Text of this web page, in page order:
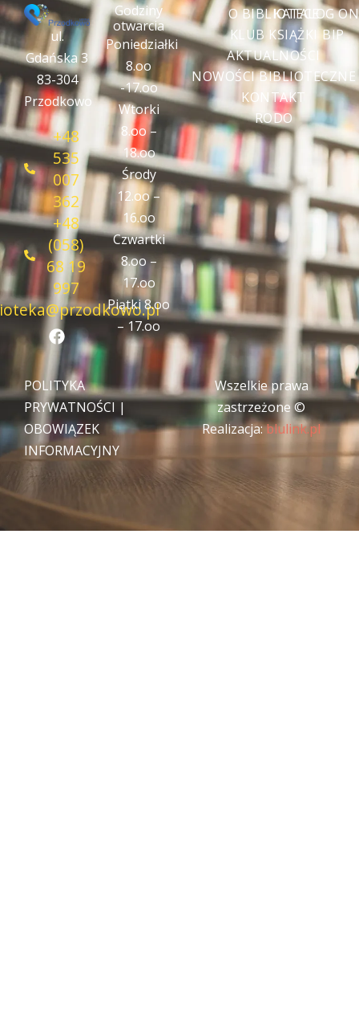
ul.
Gdańska 3
83-304
Przodkowo
+48
535
007
362
+48
(058)
68 19
997
F
a
c
e
b
o
o
k
Godziny
otwarcia
Poniedziałki
8.oo
-17.oo
Wtorki
8.oo –
18.oo
Środy
12.oo –
16.oo
Czwartki
8.oo –
17.oo
Piątki 8.oo
– 17.oo
O BIBLIOTECE
KLUB KSIĄŻKI
AKTUALNOŚCI
NOWOŚCI BIBLIOTECZNE
KONTAKT
RODO
KATALOG
BIP
POLITYKA
PRYWATNOŚCI |
OBOWIĄZEK
INFORMACYJNY
Wszelkie prawa
zastrzeżone ©
Realizacja:blulink.pl